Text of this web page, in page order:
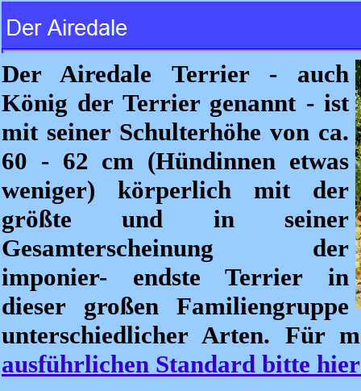
Der Airedale Terrier - auch
König der Terrier genannt - ist
mit seiner Schulterhöhe von ca.
60 - 62 cm (Hündinnen etwas
weniger) körperlich mit der
größte und in seiner
Gesamterscheinung der
imponier- endste Terrier in
dieser großen Familiengruppe
unterschiedlicher Arten. Für
ausführlichen Standard bitte